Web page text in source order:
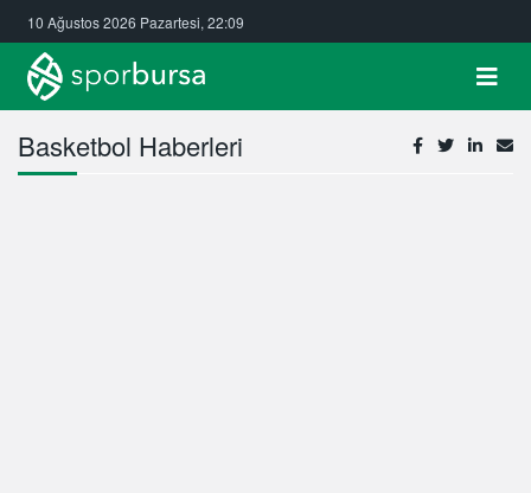
10 Ağustos 2026 Pazartesi, 22:09
Basketbol Haberleri